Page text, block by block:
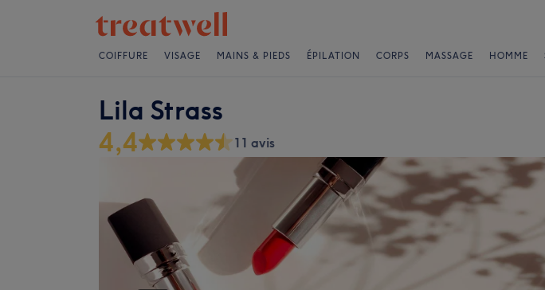
COIFFURE VISAGE MAINS & PIEDS ÉPILATION CORPS MASSAGE HOMME
Lila Strass
4,4 11 avis